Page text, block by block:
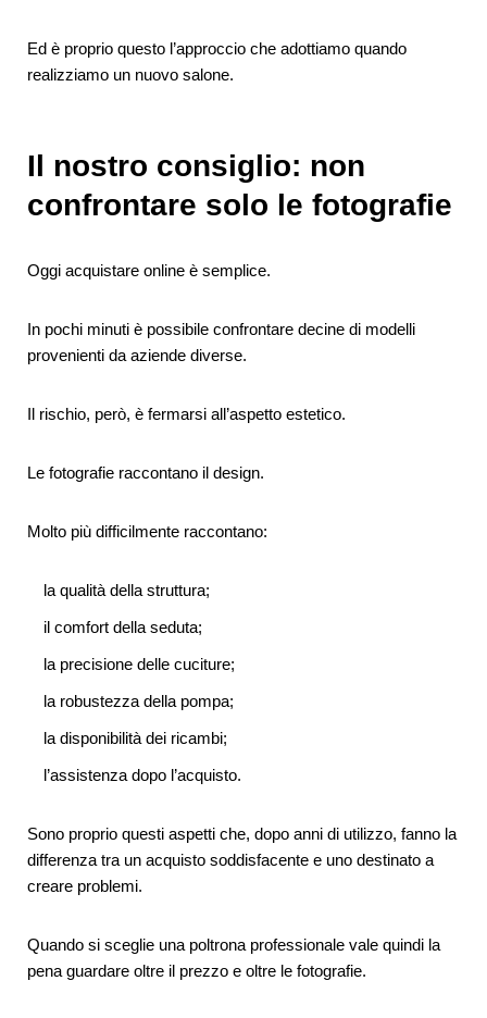
Ed è proprio questo l’approccio che adottiamo quando
realizziamo un nuovo salone.
Il nostro consiglio: non
confrontare solo le fotografie
Oggi acquistare online è semplice.
In pochi minuti è possibile confrontare decine di modelli
provenienti da aziende diverse.
Il rischio, però, è fermarsi all’aspetto estetico.
Le fotografie raccontano il design.
Molto più difficilmente raccontano:
la qualità della struttura;
il comfort della seduta;
la precisione delle cuciture;
la robustezza della pompa;
la disponibilità dei ricambi;
l’assistenza dopo l’acquisto.
Sono proprio questi aspetti che, dopo anni di utilizzo, fanno la
differenza tra un acquisto soddisfacente e uno destinato a
creare problemi.
Quando si sceglie una poltrona professionale vale quindi la
pena guardare oltre il prezzo e oltre le fotografie.